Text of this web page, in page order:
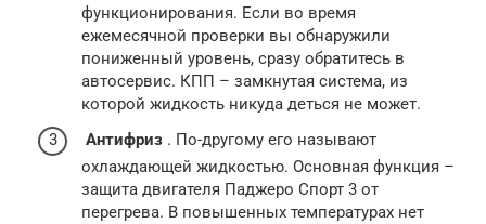
функционирования. Если во время
ежемесячной проверки вы обнаружили
пониженный уровень, сразу обратитесь в
автосервис. КПП – замкнутая система, из
которой жидкость никуда деться не может.
Антифриз . По-другому его называют
охлаждающей жидкостью. Основная функция –
защита двигателя Паджеро Спорт 3 от
перегрева. В повышенных температурах нет